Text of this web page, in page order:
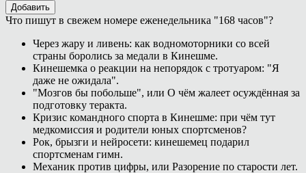
Добавить
Что пишут в свежем номере еженедельника "168 часов"?
Через жару и ливень: как водномоторники со всей
страны боролись за медали в Кинешме.
Кинешемка о реакции на непорядок с тротуаром: "Я
даже не ожидала".
"Мозгов бы побольше", или О чём жалеет осуждённая за
подготовку теракта.
Кризис командного спорта в Кинешме: при чём тут
медкомиссия и родители юных спортсменов?
Рок, брызги и нейросети: кинешемец подарил
спортсменам гимн.
Механик против цифры, или Разорение по старости лет.